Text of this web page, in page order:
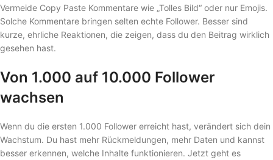
Vermeide Copy Paste Kommentare wie „Tolles Bild“ oder nur Emojis.
Solche Kommentare bringen selten echte Follower. Besser sind
kurze, ehrliche Reaktionen, die zeigen, dass du den Beitrag wirklich
gesehen hast.
Von 1.000 auf 10.000 Follower
wachsen
Wenn du die ersten 1.000 Follower erreicht hast, verändert sich dein
Wachstum. Du hast mehr Rückmeldungen, mehr Daten und kannst
besser erkennen, welche Inhalte funktionieren. Jetzt geht es